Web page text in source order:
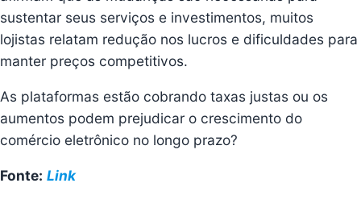
sustentar seus serviços e investimentos, muitos
lojistas relatam redução nos lucros e dificuldades para
manter preços competitivos.
As plataformas estão cobrando taxas justas ou os
aumentos podem prejudicar o crescimento do
comércio eletrônico no longo prazo?
Fonte: Link